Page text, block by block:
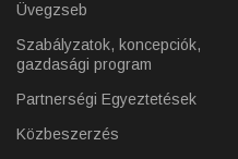
Üvegzseb
Szabályzatok, koncepciók,
gazdasági program
Partnerségi Egyeztetések
Közbeszerzés